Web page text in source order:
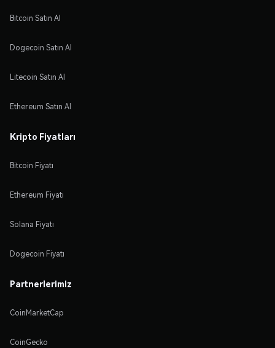
Bitcoin Satın Al
Dogecoin Satın Al
Litecoin Satın Al
Ethereum Satın Al
Kripto Fiyatları
Bitcoin Fiyatı
Ethereum Fiyatı
Solana Fiyatı
Dogecoin Fiyatı
Partnerlerimiz
CoinMarketCap
CoinGecko